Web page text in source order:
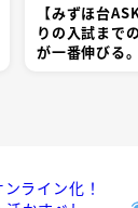
【みずほ台
りの入試まで
が一番伸びる
ライン化！